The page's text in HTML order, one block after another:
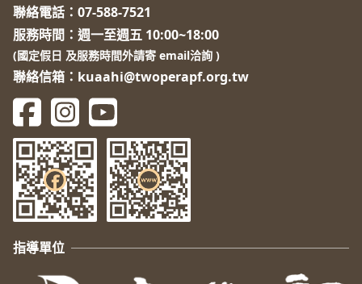
聯絡電話： 07-588-7521
服務時間：週一至週五 10:00~18:00
(國定假日 及服務時間外請寄 email洽詢 )
聯絡信箱：kuaahi@twoperapf.org.tw
指導單位